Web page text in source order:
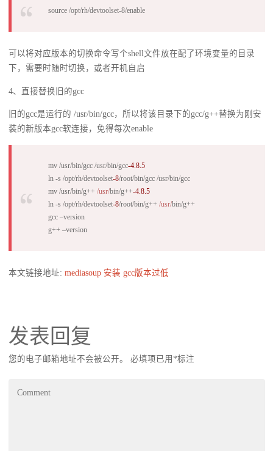
source /opt/rh/devtoolset-8/enable
可以将对应版本的切换命令写个shell文件放在配了环境变量的目录
下，需要时随时切换，或者开机自启
4、直接替换旧的gcc
旧的gcc是运行的 /usr/bin/gcc，所以将该目录下的gcc/g++替换为刚安
装的新版本gcc软连接，免得每次enable
mv /usr/bin/gcc /usr/bin/gcc-4.8.5
ln -s /opt/rh/devtoolset-8/root/bin/gcc /usr/bin/gcc
mv /usr/bin/g++ /usr/bin/g++-4.8.5
ln -s /opt/rh/devtoolset-8/root/bin/g++ /usr/bin/g++
gcc –version
g++ –version
本文链接地址: mediasoup 安装 gcc版本过低
发表回复
您的电子邮箱地址不会被公开。 必填项已用 *标注